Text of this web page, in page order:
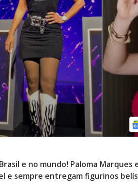
e no mundo! Paloma Marques
sempre entregam figurinos